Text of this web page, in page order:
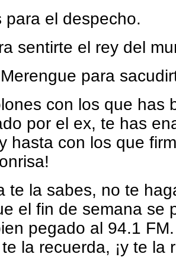
para el despecho.
sentirte el rey del
para
con los que has
por el ex, te has
hasta con los que
te la sabes, no te
el fin de semana se
pegado al 94.1
la recuerda, ¡y te la